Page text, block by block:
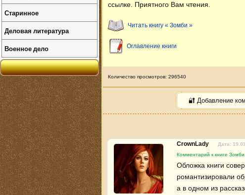
ссылке. Приятного Вам чтения.
Читать книгу « Зомби »
Оглавление книги
Количество просмотров: 296540
🔐 Добавление
CrownLady
Дата:
Комментарий к книге Зомби:
Обложка книги
романтизировали
а в одном из
Старинное
Деловая литература
Военное дело